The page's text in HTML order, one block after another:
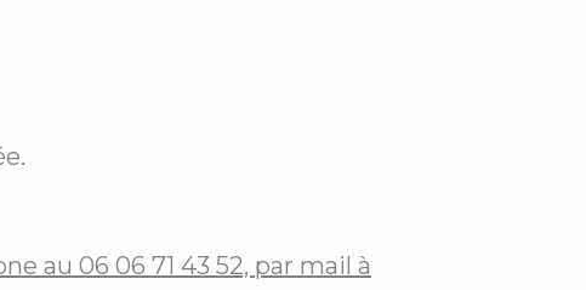
au 06 06 71 43 52, par mail à